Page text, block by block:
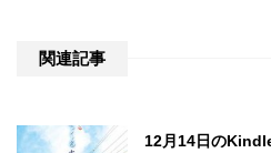
関連記事
12月14日の